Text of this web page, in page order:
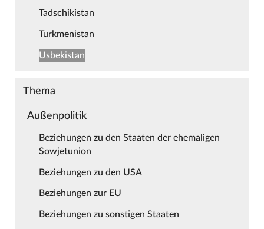
Tadschikistan
Turkmenistan
Usbekistan
Thema
Außenpolitik
Beziehungen zu den Staaten der ehemaligen
Sowjetunion
Beziehungen zu den USA
Beziehungen zur EU
Beziehungen zu sonstigen Staaten